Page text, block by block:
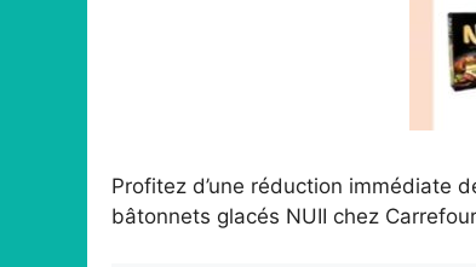
Profitez d’une réduction immédiate
bâtonnets glacés NUII chez